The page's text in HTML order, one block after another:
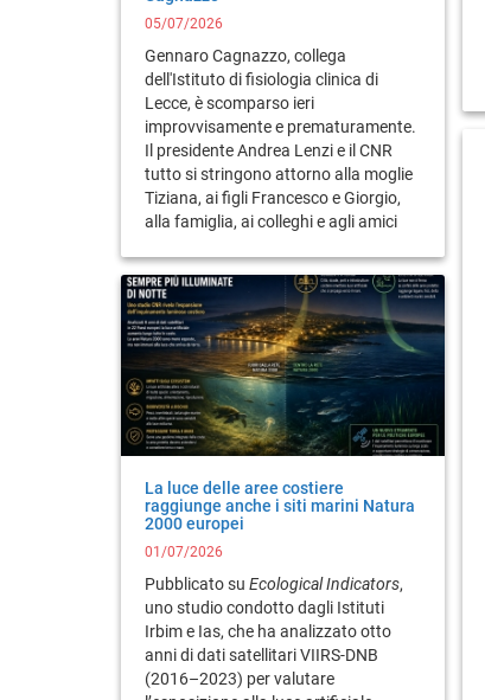
05/07/2026
Gennaro Cagnazzo, collega
dell'Istituto di fisiologia clinica di
Lecce, è scomparso ieri
improvvisamente e prematuramente.
Il presidente Andrea Lenzi e il CNR
tutto si stringono attorno alla moglie
Tiziana, ai figli Francesco e Giorgio,
alla famiglia, ai colleghi e agli amici
La luce delle aree costiere
raggiunge anche i siti marini Natura
2000 europei
01/07/2026
Pubblicato su Ecological Indicators,
uno studio condotto dagli Istituti
Irbim e Ias, che ha analizzato otto
anni di dati satellitari VIIRS-DNB
(2016–2023) per valutare